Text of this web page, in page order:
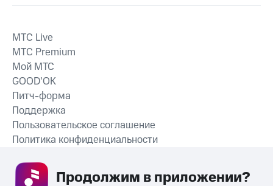
СКАЧАТЬ ПРИЛОЖЕНИЕ
MTС Live
MTС Premium
Мой МТС
GOOD’OK
Питч-форма
Поддержка
Пользовательское соглашение
Политика конфиденциальности